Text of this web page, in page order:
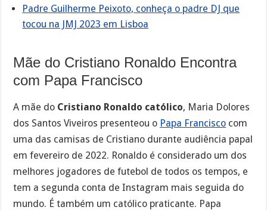
Padre Guilherme Peixoto, conheça o padre DJ que
tocou na JMJ 2023 em Lisboa
Mãe do Cristiano Ronaldo Encontra
com Papa Francisco
A mãe do Cristiano Ronaldo católico, Maria Dolores
dos Santos Viveiros presenteou o Papa Francisco com
uma das camisas de Cristiano durante audiência papal
em fevereiro de 2022. Ronaldo é considerado um dos
melhores jogadores de futebol de todos os tempos, e
tem a segunda conta de Instagram mais seguida do
mundo. É também um católico praticante. Papa